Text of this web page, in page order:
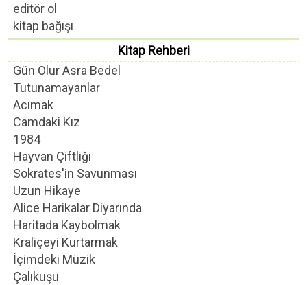
editör ol
kitap bağışı
Kitap Rehberi
Gün Olur Asra Bedel
Tutunamayanlar
Acımak
Camdaki Kız
1984
Hayvan Çiftliği
Sokrates'in Savunması
Uzun Hikaye
Alice Harikalar Diyarında
Haritada Kaybolmak
Kraliçeyi Kurtarmak
İçimdeki Müzik
Çalıkuşu